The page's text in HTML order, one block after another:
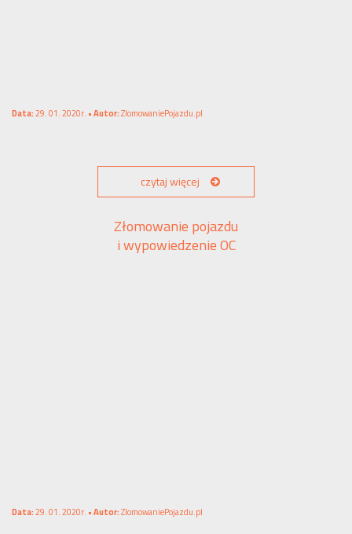
Data:29. 01. 2020r. •Autor:ZlomowaniePojazdu.pl
czytaj więcej
Złomowanie pojazdu
i wypowiedzenie OC
Data:29. 01. 2020r. •Autor:ZlomowaniePojazdu.pl